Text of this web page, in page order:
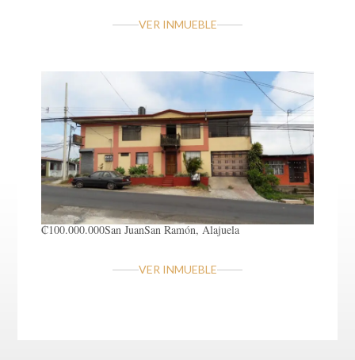
VER INMUEBLE
₡100.000.000San JuanSan Ramón, Alajuela
VER INMUEBLE